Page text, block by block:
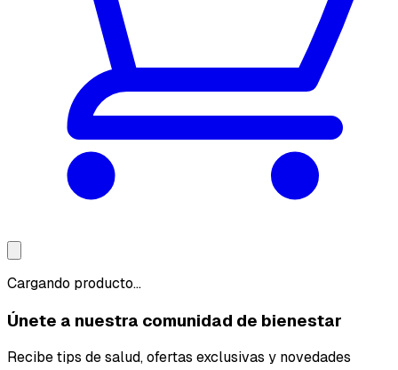
Cargando producto...
Únete a nuestra comunidad de bienestar
Recibe tips de salud, ofertas exclusivas y novedades